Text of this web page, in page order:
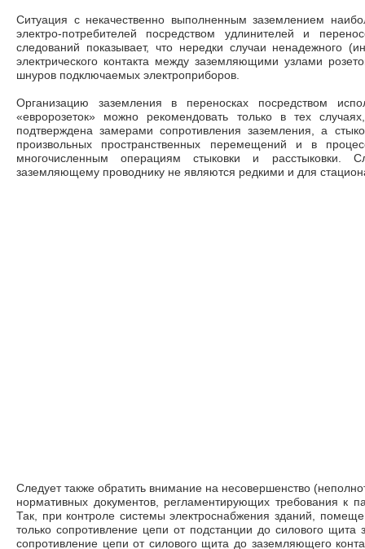
Ситуация с некачественно выполненным заземлением
электро-потребителей посред­ством удлинителей и
следований показывает, что нередки случаи ненадежного
электрического контакта между заземляющими узлами
шнуров подключаемых электроприборов.
Организацию заземле­ния в переносках посредством
«евророзеток» можно рекомендовать только в тех
подтверждена замерами сопро­тивления заземления, а
произвольных пространственных перемещений и в
многочисленным операциям сты­ковки и расстыковки.
заземляющему проводнику не являются редкими и для
Следует также обратить внимание на несовершенство
нормативных документов, регламентирующих требования к
Так, при контроле системы электроснабжения зданий,
только сопротивление цепи от подстанции до силового
сопротивление цепи от силового щита до заземляюще­го